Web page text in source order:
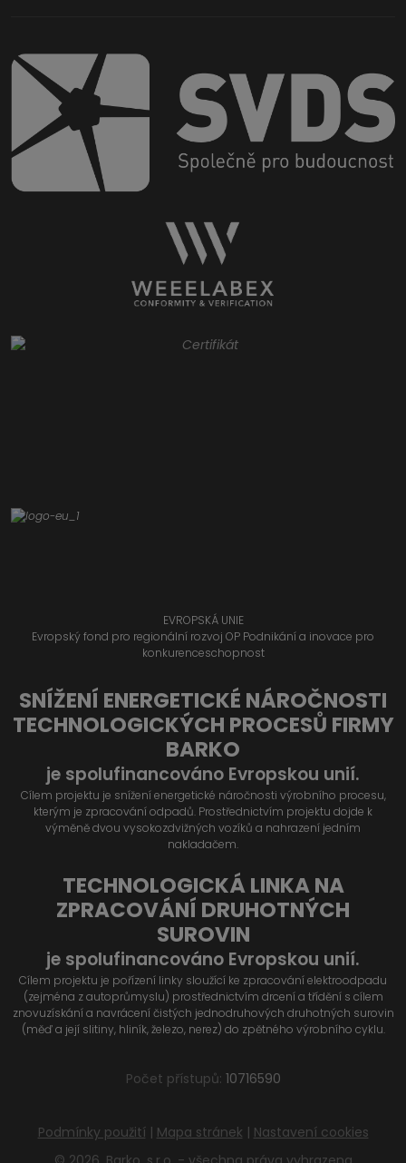
EVROPSKÁ UNIE
Evropský fond pro regionální rozvoj OP Podnikání a inovace pro
konkurenceschopnost
SNÍŽENÍ ENERGETICKÉ NÁROČNOSTI
TECHNOLOGICKÝCH PROCESŮ FIRMY
BARKO
je spolufinancováno Evropskou unií.
Cílem projektu je snížení energetické náročnosti výrobního procesu,
kterým je zpracování odpadů. Prostřednictvím projektu dojde k
výměně dvou vysokozdvižných vozíků a nahrazení jedním
nakladačem.
TECHNOLOGICKÁ LINKA NA
ZPRACOVÁNÍ DRUHOTNÝCH
SUROVIN
je spolufinancováno Evropskou unií.
Cílem projektu je pořízení linky sloužící ke zpracování elektroodpadu
(zejména z autoprůmyslu) prostřednictvím drcení a třídění s cílem
znovuzískání a navrácení čistých jednodruhových druhotných surovin
(měď a její slitiny, hliník, železo, nerez) do zpětného výrobního cyklu.
Počet přístupů: 10716590
Podmínky použití | Mapa stránek | Nastavení cookies